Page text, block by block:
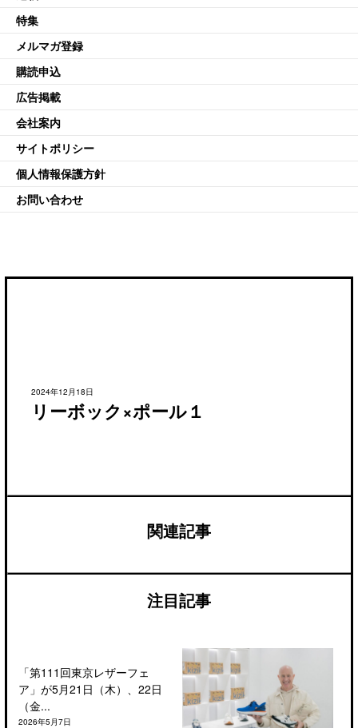
特集
メルマガ登録
購読申込
広告掲載
会社案内
サイトポリシー
個人情報保護方針
お問い合わせ
2024年12月18日
リーボック×ポール１
関連記事
注目記事
「第111回東京レザーフェ
ア」が5月21日（木）、22日
（金...
2026年5月7日